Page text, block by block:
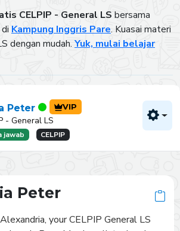
CELPIP - General LS bersama
di Kampung Inggris Pare. Kuasai materi
dengan mudah.Yuk, mulai belajar
Peter VIP
- General LS
jawab CELPIP
Peter
your CELPIP General LS